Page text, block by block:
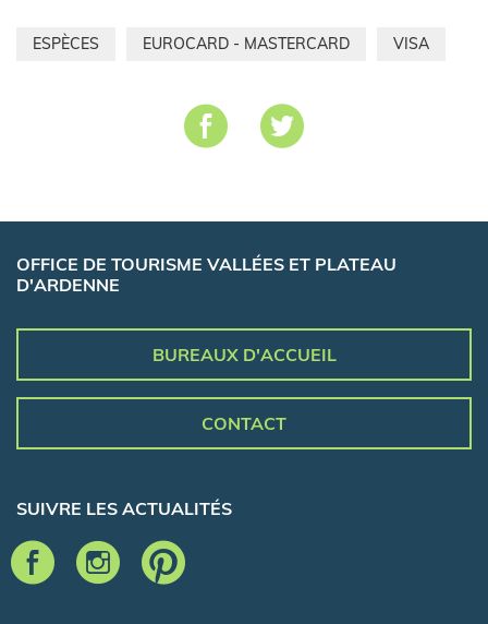
ESPÈCES EUROCARD - MASTERCARD VISA
OFFICE DE TOURISME VALLÉES ET PLATEAU
D'ARDENNE
BUREAUX D'ACCUEIL
CONTACT
SUIVRE LES ACTUALITÉS